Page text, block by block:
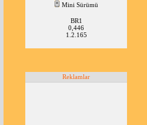
Mini Sürümü
BR1
0,446
1.2.165
Reklamlar